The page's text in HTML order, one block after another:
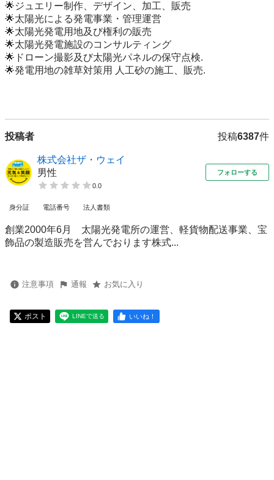
🌟ジュエリー制作、デザイン、加工、販売
🌟太陽光による発電事業・管理運営
🌟太陽光発電用地及び権利の販売
🌟太陽光発電施設のコンサルティング
🌟ドローン撮影及び太陽光パネルの保守点検.
🌟発電用地の雑草対策用 人工砂の施工、販売.
投稿者 投稿6387件
株式会社ザ・ウェイ
男性
0.0
フォローする
身分証 電話番号 法人書類
創業2000年6月 太陽光発電所の運営、軽貨物配送事業、宝
飾品の製造販売を営んでおります株式...
注意事項 通報 お気に入り
ポスト LINEで送る いいね！